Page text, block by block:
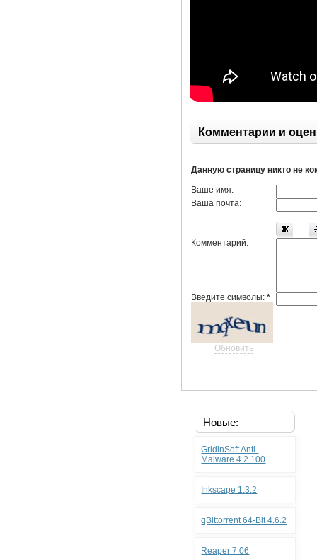
Комментарии и
Данную страницу никто не
Ваше имя:
Ваша почта:
Комментарий:
Введите символы:*
Обновить
Новые:
GridinSoft Anti-
Malware 4.2.100
Inkscape 1.3.2
qBittorrent 64-Bit 4.6.2
Reaper 7.06